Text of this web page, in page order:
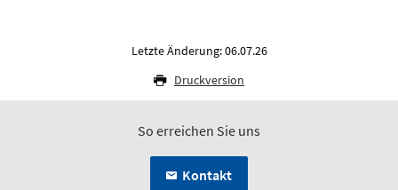
Letzte Änderung: 06.07.26
Druckversion
So erreichen Sie uns
Kontakt